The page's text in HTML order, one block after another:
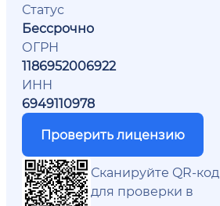
Статус
Бессрочно
ОГРН
1186952006922
ИНН
6949110978
Проверить лицензию
Сканируйте QR-код
для проверки в